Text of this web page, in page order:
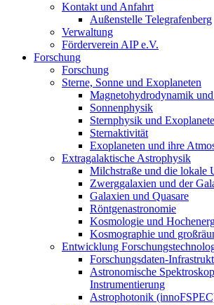
Kontakt und Anfahrt
Außenstelle Telegrafenberg
Verwaltung
Förderverein AIP e.V.
Forschung
Forschung
Sterne, Sonne und Exoplaneten
Magnetohydrodynamik
Sonnenphysik
Sternphysik und
Sternaktivität
Exoplaneten und ihre
Extragalaktische Astrophysik
Milchstraße und die lokale
Zwerggalaxien und der
Galaxien und Quasare
Röntgenastronomie
Kosmologie und
Kosmographie und
Entwicklung
Forschungsdaten-
Astronomische
Instrumentierung
Astrophotonik